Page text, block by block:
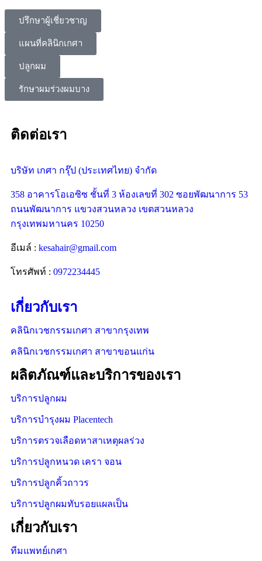
ปรึกษาผู้เชี่ยวชาญ
แผนที่คลินิกเกศา
ปลูกผม
รักษาผมร่วงผมบาง
ติดต่อเรา
บริษัท เกศา กรุ๊ป (ประเทศไทย) จำกัด
358 อาคารโอเอซิซ ชั้นที่ 3 ห้องเลขที่ 302 ซอยพัฒนาการ 53
ถนนพัฒนาการ แขวงสวนหลวง เขตสวนหลวง
กรุงเทพมหานคร 10250
อีเมล์ : kesahair@gmail.com
โทรศัพท์ : 0972234445
เกี่ยวกับเรา
คลินิกเวชกรรมเกศา สาขากรุงเทพ
คลินิกเวชกรรมเกศา สาขาขอนแก่น
ผลิตภัณฑ์และบริการของเรา
บริการปลูกผม
บริการบำรุงผม Placentech
บริการตรวจเลือดหาสาเหตุผลร่วง
บริการปลูกหนวด เครา จอน
บริการปลูกคิ้วถาวร
บริการปลูกผมทับรอยแผลเป็น
เกี่ยวกับเรา
ทีมแพทย์เกศา